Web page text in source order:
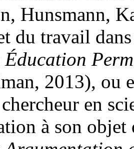
Hunsmann,
du travail
Éducation
2013), ou
en
à son objet